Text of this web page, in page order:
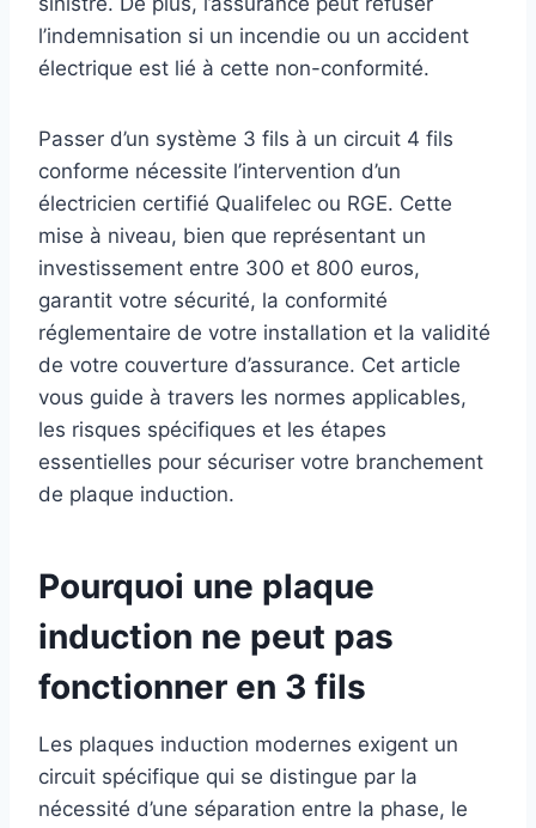
l’indemnisation si un incendie ou un accident
électrique est lié à cette non-conformité.
Passer d’un système 3 fils à un circuit 4 fils
conforme nécessite l’intervention d’un
électricien certifié Qualifelec ou RGE. Cette
mise à niveau, bien que représentant un
investissement entre 300 et 800 euros,
garantit votre sécurité, la conformité
réglementaire de votre installation et la validité
de votre couverture d’assurance. Cet article
vous guide à travers les normes applicables,
les risques spécifiques et les étapes
essentielles pour sécuriser votre branchement
de plaque induction.
Pourquoi une plaque
induction ne peut pas
fonctionner en 3 fils
Les plaques induction modernes exigent un
circuit spécifique qui se distingue par la
nécessité d’une séparation entre la phase, le